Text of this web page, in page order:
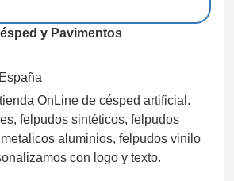
y Pavimentos
OnLine de césped artificial.
felpudos sintéticos, felpudos
aluminios, felpudos vinilo
con logo y texto.